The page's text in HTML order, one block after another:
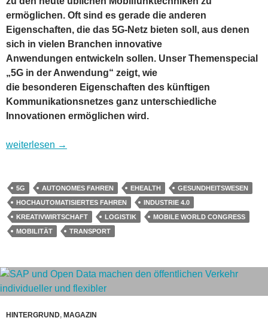
ermöglichen. Oft sind es gerade die anderen
Eigenschaften, die das 5G-Netz bieten soll, aus denen
sich in vielen Branchen innovative
Anwendungen entwickeln sollen. Unser Themenspecial
„5G in der Anwendung“ zeigt, wie
die besonderen Eigenschaften des künftigen
Kommunikationsnetzes ganz unterschiedliche
Innovationen ermöglichen wird.
Revolution in vielen Branchen: Anwendungen für 5G
weiterlesen →
5G AUTONOMES FAHREN EHEALTH
GESUNDHEITSWESEN
HOCHAUTOMATISIERTES FAHREN
INDUSTRIE 4.0
KREATIVWIRTSCHAFT
LOGISTIK
MOBILE WORLD CONGRESS
MOBILITÄT
TRANSPORT
HINTERGRUND, MAGAZIN